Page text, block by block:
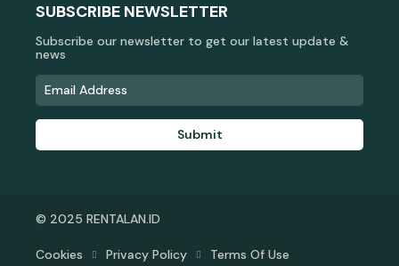
SUBSCRIBE NEWSLETTER
Subscribe our newsletter to get our latest update &
news
Submit
© 2025 RENTALAN.ID
Cookies Privacy Policy Terms Of Use